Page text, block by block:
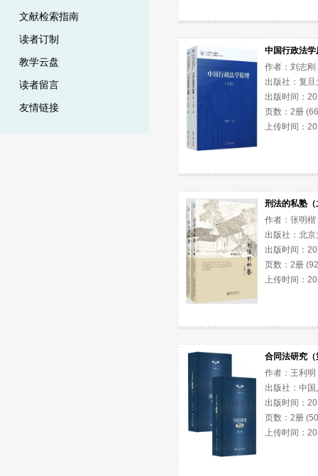
文献检索指南
读者订制
教学云盘
读者留言
友情链接
中国行政法学
作者：刘志刚
出版社：复
出版时间：
页数：2册
上传时间：
刑法的私塾（
作者：张明楷
出版社：北
出版时间：
页数：2册
上传时间：
合同法研究
作者：王利明
出版社：中
出版时间：
页数：2册
上传时间：